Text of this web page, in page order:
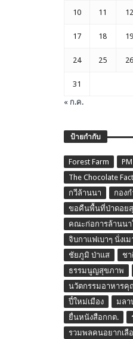
10 11 12
17 18 19
24 25 26
31
« ก.ค.
ป้ายกำกับ
Forest Farm
The Chocolate
กวีล้านนา
กองก
ขอคืนพื้นที่ป่าดอย
คณะก่อการล้านนา
จิบกาแฟเบาๆ นั่งเม
ชัยภูมิ ป่าแส
ช
ธรรมนูญสุขภาพ
นวัตกรรมอาหารคุ
ปี๋ใหม่เมือง
มลา
ยื่นหนังสือกกต.
รวมพลคนอยากเลื